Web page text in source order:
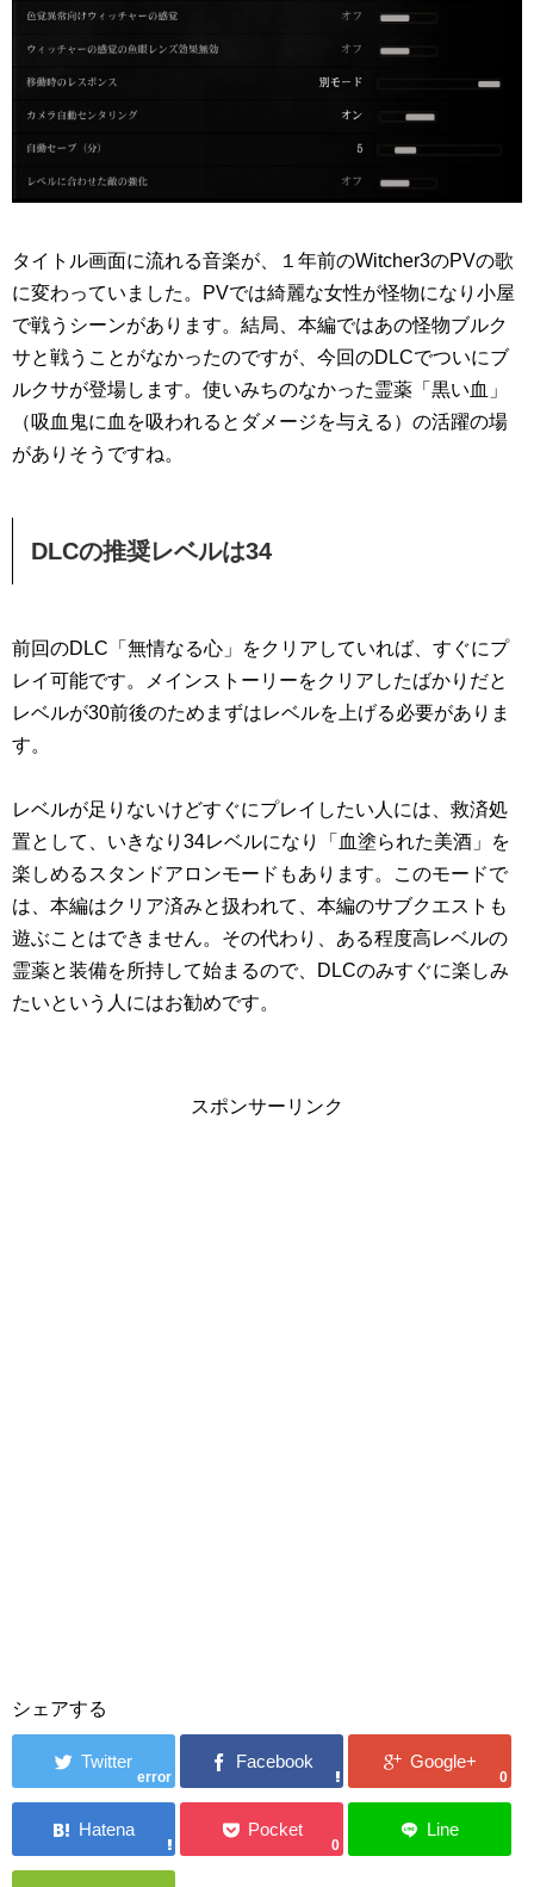
タイトル画面に流れる音楽が、１年前のWitcher3のPVの歌
に変わっていました。PVでは綺麗な女性が怪物になり小屋
で戦うシーンがあります。結局、本編ではあの怪物ブルク
サと戦うことがなかったのですが、今回のDLCでついにブ
ルクサが登場します。使いみちのなかった霊薬「黒い血」
（吸血鬼に血を吸われるとダメージを与える）の活躍の場
がありそうですね。
DLCの推奨レベルは34
前回のDLC「無情なる心」をクリアしていれば、すぐにプ
レイ可能です。メインストーリーをクリアしたばかりだと
レベルが30前後のためまずはレベルを上げる必要がありま
す。
レベルが足りないけどすぐにプレイしたい人には、救済処
置として、いきなり34レベルになり「血塗られた美酒」を
楽しめるスタンドアロンモードもあります。このモードで
は、本編はクリア済みと扱われて、本編のサブクエストも
遊ぶことはできません。その代わり、ある程度高レベルの
霊薬と装備を所持して始まるので、DLCのみすぐに楽しみ
たいという人にはお勧めです。
スポンサーリンク
シェアする
error 0
0